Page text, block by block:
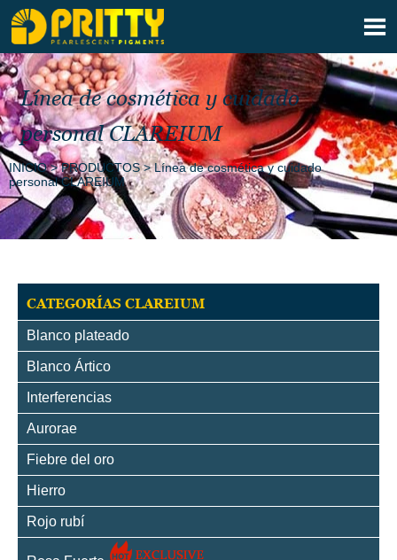

Línea de cosmética y cuidado
personal CLAREIUM
INICIO>PRODUCTOS>Línea de cosmética y cuidado
personal CLAREIUM
CATEGORÍAS CLAREIUM
Blanco plateado
Blanco Ártico
Interferencias
Aurorae
Fiebre del oro
Hierro
Rojo rubí